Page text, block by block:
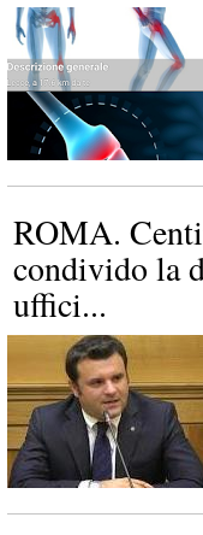
ROMA.
condivido la
uffici...